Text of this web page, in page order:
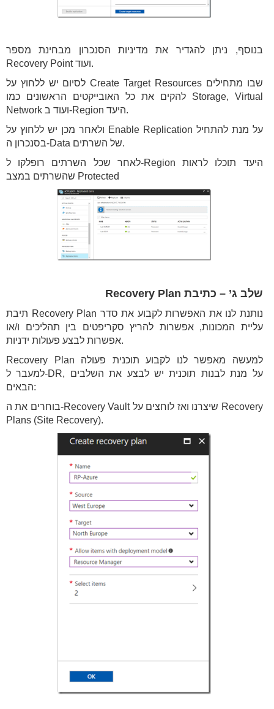
בנוסף, ניתן להגדיר את מדיניות הסנכרון מבחינת מספר
Recovery Point ועוד.
לסיום יש ללחוץ על Create Target Resources שבו מתחילים
להקים את כל האובייקטים הראשונים כמו Storage, Virtual
Network ועוד ב-Region היעד.
ולאחר מכן יש ללחוץ על Enable Replication על מנת להתחיל
בסנכרון ה-Data של השרתים.
לאחר שכל השרתים רופלקו ל-Region היעד תוכלו לראות
שהשרתים במצב Protected
שלב ג’ – כתיבת Recovery Plan
תיבת Recovery Plan נותנת לנו את האפשרות לקבוע את סדר
עליית המכונות, אפשרות להריץ סקריפטים בין תהליכים ו/או
אפשרות לבצע פעולות ידניות.
Recovery Plan למעשה מאפשר לנו לקבוע תוכנית פעולה
למעבר ל-DR, על מנת לבנות תוכנית יש לבצע את השלבים
הבאים:
בוחרים את ה-Recovery Vault שיצרנו ואז לוחצים על Recovery
Plans (Site Recovery).